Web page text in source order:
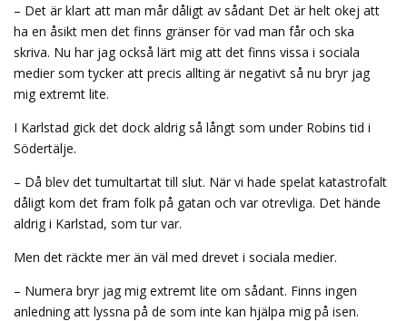
– Det är klart att man mår dåligt av sådant Det är helt okej att
ha en åsikt men det finns gränser för vad man får och ska
skriva. Nu har jag också lärt mig att det finns vissa i sociala
medier som tycker att precis allting är negativt så nu bryr jag
mig extremt lite.
I Karlstad gick det dock aldrig så långt som under Robins tid i
Södertälje.
– Då blev det tumultartat till slut. När vi hade spelat katastrofalt
dåligt kom det fram folk på gatan och var otrevliga. Det hände
aldrig i Karlstad, som tur var.
Men det räckte mer än väl med drevet i sociala medier.
– Numera bryr jag mig extremt lite om sådant. Finns ingen
anledning att lyssna på de som inte kan hjälpa mig på isen.